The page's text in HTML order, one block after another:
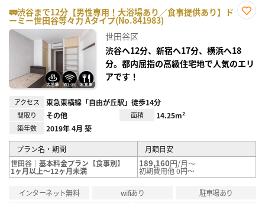
🚃渋谷まで12分【男性専用！大浴場あり／食事提供あり】ド
ーミー世田谷等々力 Aタイプ(No.841983)
録
世田谷区
渋谷へ12分、新宿へ17分、横浜へ18
分。都内屈指の高級住宅地で人気のエリ
アです！
アクセス 東急東横線「自由が丘駅」徒歩14分
間取り その他 面積 14.25m²
築年数 2019年 4月 築
プラン名・期間
月額目安
世田谷｜基本料金プラン【食事別】
1ヶ月以上～12ヶ月未満
189,160円/月～
初期費用他 0円～
インターネット無料 wifiあり
駐車場あり